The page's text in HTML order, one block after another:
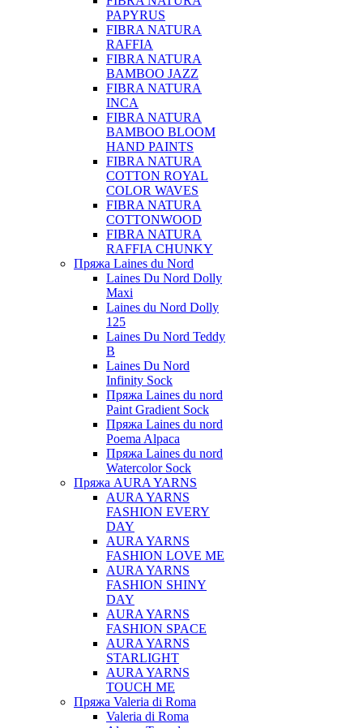
PAPYRUS
FIBRA NATURA
RAFFIA
FIBRA NATURA
BAMBOO JAZZ
FIBRA NATURA
INCA
FIBRA NATURA
BAMBOO BLOOM
HAND PAINTS
FIBRA NATURA
COTTON ROYAL
COLOR WAVES
FIBRA NATURA
COTTONWOOD
FIBRA NATURA
RAFFIA CHUNKY
Пряжа Laines du Nord
Laines Du Nord Dolly
Maxi
Laines du Nord Dolly
125
Laines Du Nord Teddy
B
Laines Du Nord
Infinity Sock
Пряжа Laines du nord
Paint Gradient Sock
Пряжа Laines du nord
Poema Alpaca
Пряжа Laines du nord
Watercolor Sock
Пряжа AURA YARNS
AURA YARNS
FASHION EVERY
DAY
AURA YARNS
FASHION LOVE ME
AURA YARNS
FASHION SHINY
DAY
AURA YARNS
FASHION SPACE
AURA YARNS
STARLIGHT
AURA YARNS
TOUCH ME
Пряжа Valeria di Roma
Valeria di Roma